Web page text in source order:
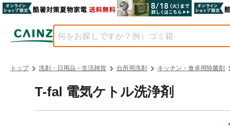
トップ 洗剤・日用品・生活雑貨 台所用洗剤 キッチン・食卓用除菌剤
T-fal 電気ケトル洗浄剤